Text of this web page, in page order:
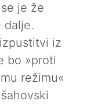
je že
dalje.
iz
bo »proti
režimu«